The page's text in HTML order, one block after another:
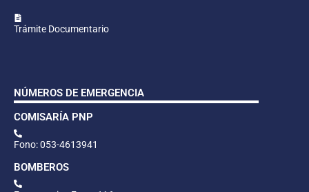
Trámite Documentario
NÚMEROS DE EMERGENCIA
COMISARÍA PNP
Fono: 053-4613941
BOMBEROS